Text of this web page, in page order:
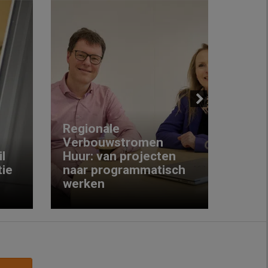
Regionale
Verbouwstromen
Huur: van projecten
naar programmatisch
werken
Next